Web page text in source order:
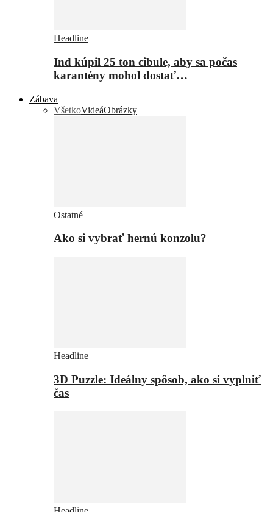
Headline
Ind kúpil 25 ton cibule, aby sa počas
karantény mohol dostať…
Zábava
VšetkoVideáObrázky
Ostatné
Ako si vybrať hernú konzolu?
Headline
3D Puzzle: Ideálny spôsob, ako si vyplniť
čas